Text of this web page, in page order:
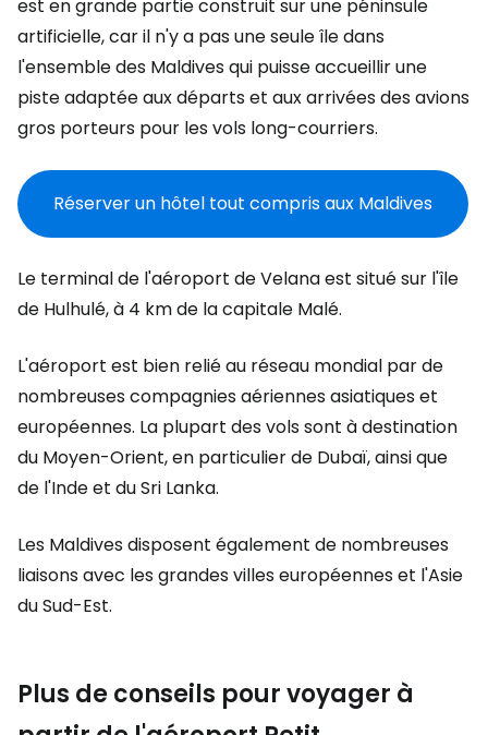
est en grande partie construit sur une péninsule
artificielle, car il n'y a pas une seule île dans
l'ensemble des Maldives qui puisse accueillir une
piste adaptée aux départs et aux arrivées des avions
gros porteurs pour les vols long-courriers.
Réserver un hôtel tout compris aux Maldives
Le terminal de l'aéroport de Velana est situé sur l'île
de Hulhulé, à 4 km de la capitale Malé.
L'aéroport est bien relié au réseau mondial par de
nombreuses compagnies aériennes asiatiques et
européennes. La plupart des vols sont à destination
du Moyen-Orient, en particulier de Dubaï, ainsi que
de l'Inde et du Sri Lanka.
Les Maldives disposent également de nombreuses
liaisons avec les grandes villes européennes et l'Asie
du Sud-Est.
Plus de conseils pour voyager à